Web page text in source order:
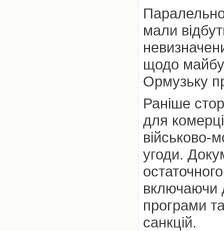
мали
щодо
Ормузьку
Раніше
для
військово-
угоди.
включаючи
програми
санкцій.